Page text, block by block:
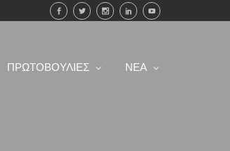
ΠΡΩΤΟΒΟΥΛΙΕΣ ΝΕΑ